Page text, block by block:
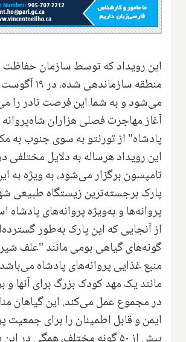
این رویداد که توسط سازمان حفاظت
منطقه سازماندهی
می‌شود و به شما این فرصت نادر را
آغاز مهاجرت فصلی هزاران شاه‌پروانه
پادشاه" از تورنتو به سوی جنوب به
این رویداد هرساله به دلایل مختلفی
تامپسون برگزار می‌شود، به ویژه به
پارک برجسته‌ترین زیستگاه طبیعی
پروانه‌ها و به‌ویژه پروانه‌های پادشاه
از آنجایی که این پارک به‌طور
گونه‌های گیاهی بومی مانند "علف
منبع غذایی پروانه‌های پادشاه
مانند یک مهد کودک بزرگ برای آنها و
در مجموع عمل می‌کند. این گیاهان
ایمن و قابل اطمینان را برای جمعیت